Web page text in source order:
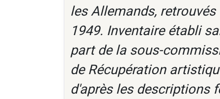
les Allemands,
1949. Inventaire établi
part de la sous-
de Récupération
d'après les descriptions